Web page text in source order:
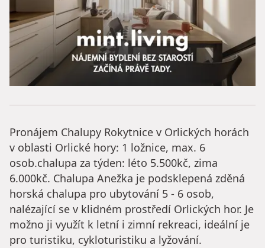
Pronájem Chalupy Rokytnice v Orlických horách
v oblasti Orlické hory: 1 ložnice, max. 6
osob.chalupa za týden: léto 5.500kč, zima
6.000kč. Chalupa Anežka je podsklepená zděná
horská chalupa pro ubytování 5 - 6 osob,
nalézající se v klidném prostředí Orlických hor. Je
možno ji využít k letní i zimní rekreaci, ideální je
pro turistiku, cykloturistiku a lyžování.